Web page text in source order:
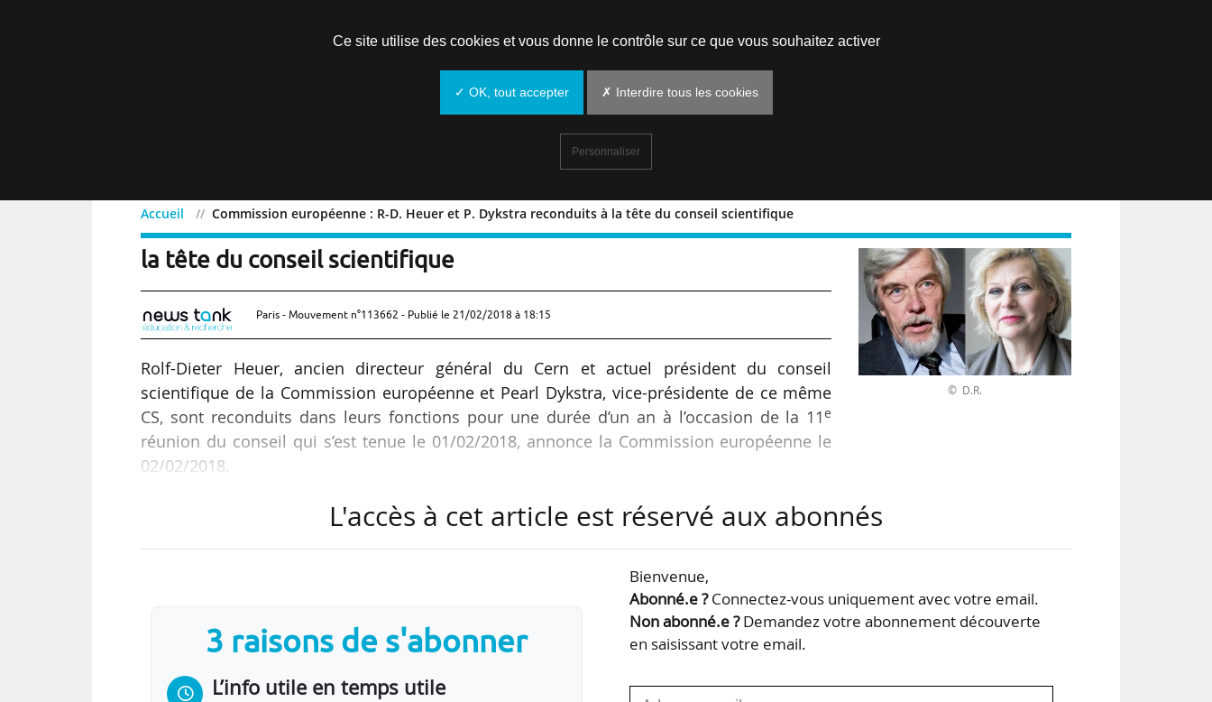
Accueil Commission européenne : R-D. Heuer et P. Dykstra reconduits à la tête du conseil scientifique
Commission européenne : R-D. Heuer et P. Dykstra reconduits à
la tête du conseil scientifique
Paris - Mouvement n°113662 - Publié le 21/02/2018 à 18:15
Rolf-Dieter Heuer, ancien directeur général du Cern et actuel président du conseil
scientifique de la Commission européenne et Pearl Dykstra, vice-présidente de ce même
CS, sont reconduits dans leurs fonctions pour une durée d’un an à l’occasion de la 11e
réunion du conseil qui s’est tenue le 01/02/2018, annonce la Commission européenne le
02/02/2018.
Le conseil scientifique, également appelé SAM HLG (Scientific Advice Mechanism High
Seules quatre autres personnalités figurent actuellement dans la liste des membres du
conseil scientifique de la Commission :
© D.R.
L'accès à cet article est réservé aux abonnés
3 raisons de s'abonner
L’info utile en temps utile
Bienvenue,
Abonné.e ?Connectez-vous uniquement avec votre email.
Non abonné.e ?Demandez votre abonnement découverte
en saisissant votre email.
Ce site utilise des cookies et vous donne le contrôle sur ce que vous souhaitez activer
✓ OK, tout accepter ✗ Interdire tous les cookies
Personnaliser